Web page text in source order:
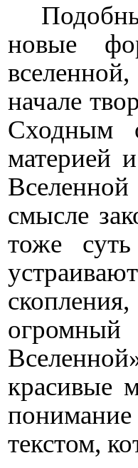
новые
начале
Сходным
материей
смысле
тоже
красивые
текстом,